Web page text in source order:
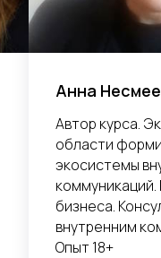
Анна
Автор курса.
области
экосистемы
бизнеса.
внутренним
Опыт 18+